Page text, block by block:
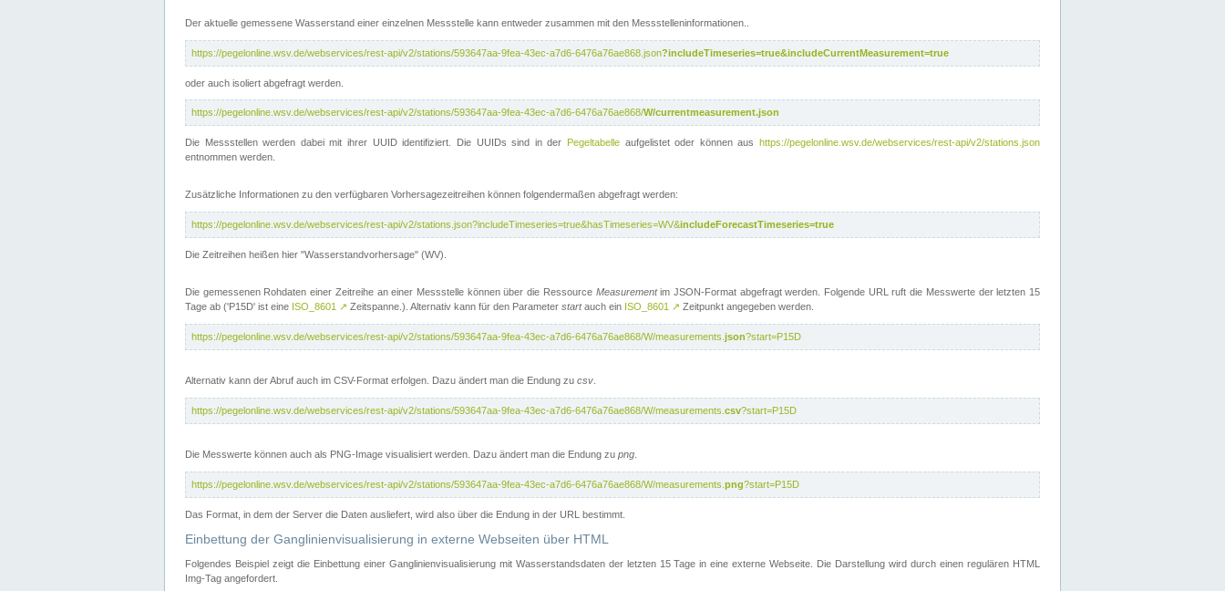
Der aktuelle gemessene Wasserstand einer einzelnen Messstelle kann entweder zusammen mit den Messstelleninformationen..
https://pegelonline.wsv.de/webservices/rest-api/v2/stations/593647aa-9fea-43ec-a7d6-6476a76ae868.json?includeTimeseries=true&includeCurrentMeasurement=true
oder auch isoliert abgefragt werden.
https://pegelonline.wsv.de/webservices/rest-api/v2/stations/593647aa-9fea-43ec-a7d6-6476a76ae868/W/currentmeasurement.json
Die Messstellen werden dabei mit ihrer UUID identifiziert. Die UUIDs sind in der Pegeltabelleaufgelistet oder können aushttps://pegelonline.wsv.de/webservices/rest-api/v2/stations.json
entnommen werden.
Zusätzliche Informationen zu den verfügbaren Vorhersagezeitreihen können folgendermaßen abgefragt werden:
https://pegelonline.wsv.de/webservices/rest-api/v2/stations.json?includeTimeseries=true&hasTimeseries=WV&includeForecastTimeseries=true
Die Zeitreihen heißen hier "Wasserstandvorhersage" (WV).
Die gemessenen Rohdaten einer Zeitreihe an einer Messstelle können über die Ressource Measurementim JSON-Format abgefragt werden. Folgende URL ruft die Messwerte der letzten 15
Tage ab ('P15D' ist eine ISO_8601 ↗ Zeitspanne.). Alternativ kann für den Parameter startauch ein ISO_8601 ↗ Zeitpunkt angegeben werden.
https://pegelonline.wsv.de/webservices/rest-api/v2/stations/593647aa-9fea-43ec-a7d6-6476a76ae868/W/measurements. json?start=P15D
Alternativ kann der Abruf auch im CSV-Format erfolgen. Dazu ändert man die Endung zu csv
https://pegelonline.wsv.de/webservices/rest-api/v2/stations/593647aa-9fea-43ec-a7d6-6476a76ae868/W/measurements. csv?start=P15D
Die Messwerte können auch als PNG-Image visualisiert werden. Dazu ändert man die Endung zu png
https://pegelonline.wsv.de/webservices/rest-api/v2/stations/593647aa-9fea-43ec-a7d6-6476a76ae868/W/measurements. png?start=P15D
Das Format, in dem der Server die Daten ausliefert, wird also über die Endung in der URL bestimmt.
Einbettung der Ganglinienvisualisierung in externe Webseiten über HTML
Folgendes Beispiel zeigt die Einbettung einer Ganglinienvisualisierung mit Wasserstandsdaten der letzten 15 Tage in eine externe Webseite. Die Darstellung wird durch einen regulären HTML
Img-Tag angefordert.